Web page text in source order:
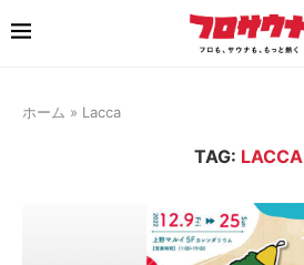
ホーム » Lacca
TAG: LACCA